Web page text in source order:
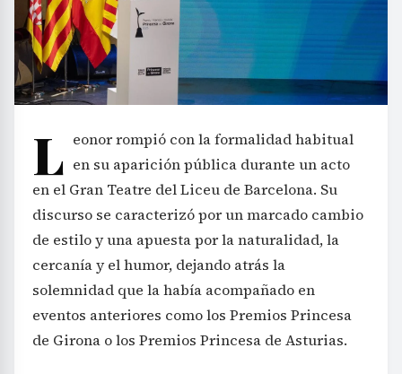
L eonor rompió con la formalidad habitual
en su aparición pública durante un acto
en el Gran Teatre del Liceu de Barcelona. Su
discurso se caracterizó por un marcado cambio
de estilo y una apuesta por la naturalidad, la
cercanía y el humor, dejando atrás la
solemnidad que la había acompañado en
eventos anteriores como los Premios Princesa
de Girona o los Premios Princesa de Asturias.